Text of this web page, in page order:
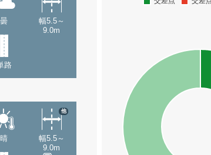
曇
幅5.5～
9.0m
路
晴
幅5.5～
9.0m
他